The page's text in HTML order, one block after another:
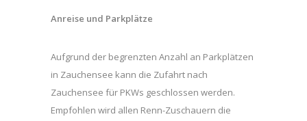
Anreise und Parkplätze
Aufgrund der begrenzten Anzahl an Parkplätzen
in Zauchensee kann die Zufahrt nach
Zauchensee für PKWs geschlossen werden.
Empfohlen wird allen Renn-Zuschauern die